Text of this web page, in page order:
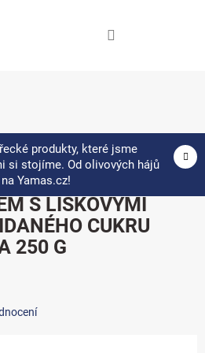
produkty, které jsme
si stojíme. Od olivových hájů
Yamas.cz!
S LÍSKOVÝMI
CUKRU
250 G